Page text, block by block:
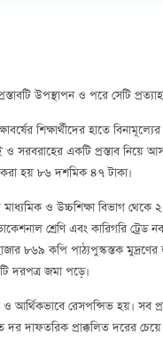
উপস্থাপন ও পরে সেটি
শিক্ষার্থীদের হাতে
ও সরবরাহের একটি প্রস্তাব
করা হয় ৮৬ দশমিক ৪৭ টাকা।
ও উচ্চশিক্ষা বিভাগ থেকে
শ্রেণি এবং কারিগরি ট্রেড
৮৬৯ কপি পাঠ্যপুস্কস্তক
দরপত্র জমা পড়ে।
আর্থিকভাবে রেসপন্সিভ হয়। সব
দর দাফতরিক প্রাক্কলিত দরের